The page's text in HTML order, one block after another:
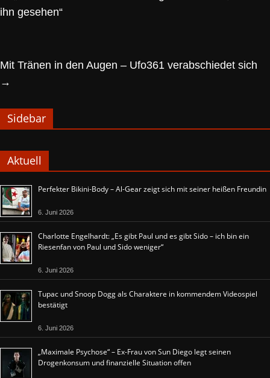
ihn gesehen“
Mit Tränen in den Augen – Ufo361 verabschiedet sich
→
Sidebar
Aktuell
Perfekter Bikini-Body – Al-Gear zeigt sich mit seiner heißen Freundin
6. Juni 2026
Charlotte Engelhardt: „Es gibt Paul und es gibt Sido – ich bin ein
Riesenfan von Paul und Sido weniger“
6. Juni 2026
Tupac und Snoop Dogg als Charaktere in kommendem Videospiel
bestätigt
6. Juni 2026
„Maximale Psychose“ – Ex-Frau von Sun Diego legt seinen
Drogenkonsum und finanzielle Situation offen